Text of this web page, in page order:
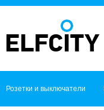
Розетки и выключатели